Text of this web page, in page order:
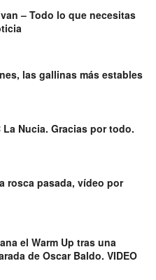
– Todo lo que necesitas
las gallinas más estables
Nucia. Gracias por todo.
rosca pasada, vídeo por
el Warm Up tras una
de Oscar Baldo. VIDEO